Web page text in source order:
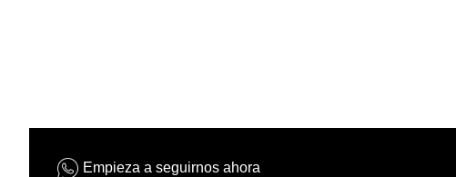
Empieza a seguirnos ahora